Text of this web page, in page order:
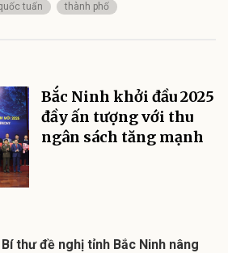
tuấn thành phố
Bắc Ninh khởi đầu 2025
đầy ấn tượng với thu
ngân sách tăng mạnh
thư đề nghị tỉnh Bắc Ninh nâng